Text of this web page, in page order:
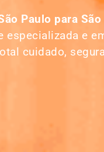
Paulo para
especializada e
cuidado,